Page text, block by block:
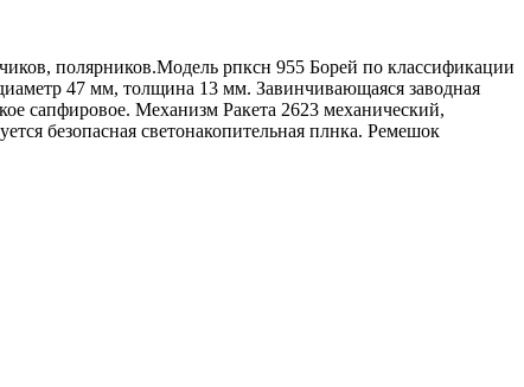
полярников.Модель рпксн 955 Борей по классификации
47 мм, толщина 13 мм. Завинчивающаяся заводная
сапфировое. Механизм Ракета 2623 механический,
безопасная светонакопительная плнка. Ремешок